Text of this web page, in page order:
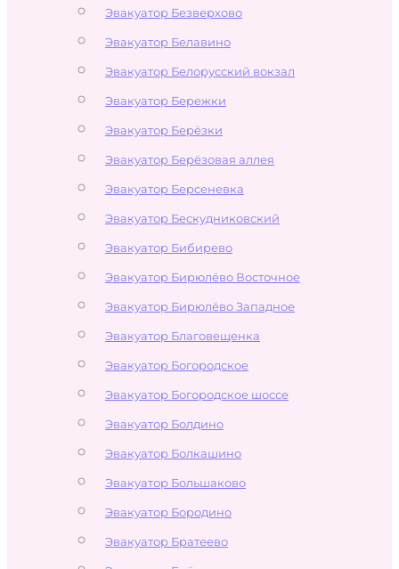
Эвакуатор Безверхово
Эвакуатор Белавино
Эвакуатор Белорусский вокзал
Эвакуатор Бережки
Эвакуатор Берёзки
Эвакуатор Берёзовая аллея
Эвакуатор Берсеневка
Эвакуатор Бескудниковский
Эвакуатор Бибирево
Эвакуатор Бирюлёво Восточное
Эвакуатор Бирюлёво Западное
Эвакуатор Благовещенка
Эвакуатор Богородское
Эвакуатор Богородское шоссе
Эвакуатор Болдино
Эвакуатор Болкашино
Эвакуатор Большаково
Эвакуатор Бородино
Эвакуатор Братеево